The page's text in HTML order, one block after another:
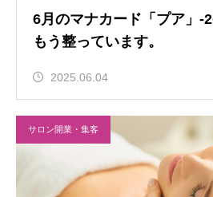
6月のマナカード「プア」
もう整っています。
2025.06.04
サロン開業・集客